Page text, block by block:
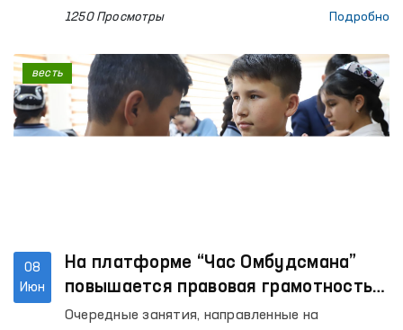
районе.
ограниченной свободой передвижения в
1250 Просмотры Подробно
08
Июн
На платформе “Час Омбудсмана”
повышается правовая грамотность
школьников
Очередные занятия, направленные на
весть